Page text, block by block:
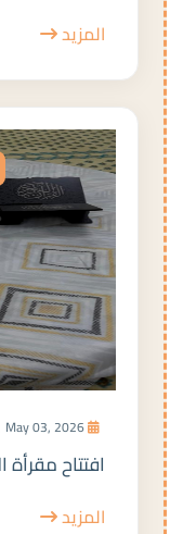
المزيد
افتتاح
المزيد